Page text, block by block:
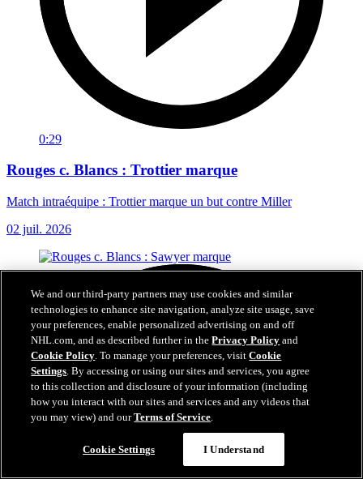
0:29
Rouges c. Blancs : Trottier marque
Match intraéquipe : Trottier marque un but contre Miller
02 juil. 2026
We and our third-party partners may use cookies and similar
technologies to enhance site navigation, analyze site usage, save
your preferences, enable personalized advertising on and off
NHL.com, and as described further in thePrivacy Policy and
Cookie Policy. To manage your preferences, visitCookie
Settings. By accessing or using our sites and services, you agree
to this collection and disclosure of your information (including
how you interact with our sites and services and any videos that
you may view) and ourTerms of Service.
Cookie Settings I Understand